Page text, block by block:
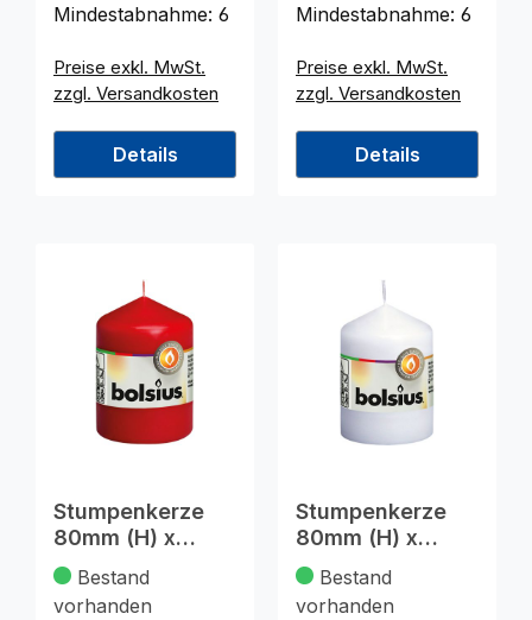
Mindestabnahme: 6
Preise exkl. MwSt.
zzgl. Versandkosten
Details
Mindestabnahme: 6
Preise exkl. MwSt.
zzgl. Versandkosten
Details
Stumpenkerze
80mm (H) x
58mm (DM), rot
Bestand
vorhanden
Stumpenkerze
80mm (H) x
58mm (DM),
weiss
Bestand
vorhanden